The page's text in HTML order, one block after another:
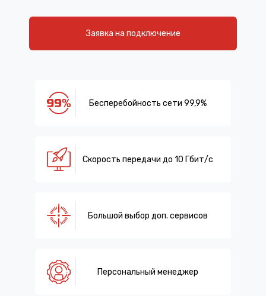
Заявка на подключение
Бесперебойность сети 99,9%
Скорость передачи до 10 Гбит/с
Большой выбор доп. сервисов
Персональный менеджер